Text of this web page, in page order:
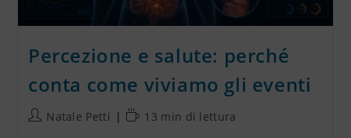
Percezione e salute: perché
conta come viviamo gli eventi
Natale Petti 13 min di lettura